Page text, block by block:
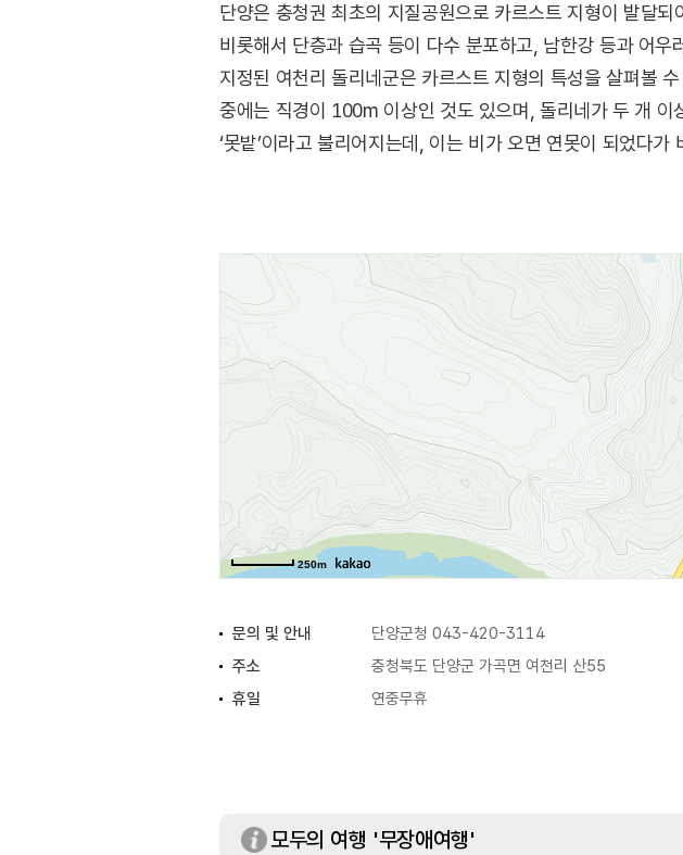
단양은 충청권 최초의 지질공원으로 카르스트 지형이 발달
비롯해서 단층과 습곡 등이 다수 분포하고, 남한강 등과 어
지정된 여천리 돌리네군은 카르스트 지형의 특성을 살펴볼
중에는 직경이 100m 이상인 것도 있으며, 돌리네가 두 개
‘못밭’이라고 불리어지는데, 이는 비가 오면 연못이 되었다
250m
문의 및 안내 단양군청 043-420-3114
주소
충청북도 단양군 가곡면 여천리 산55
휴일
연중무휴
모두의 여행 '무장애여행'